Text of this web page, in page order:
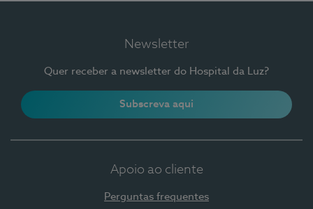
Newsletter
Quer receber a newsletter do Hospital da Luz?
Subscreva aqui
Apoio ao cliente
Perguntas frequentes